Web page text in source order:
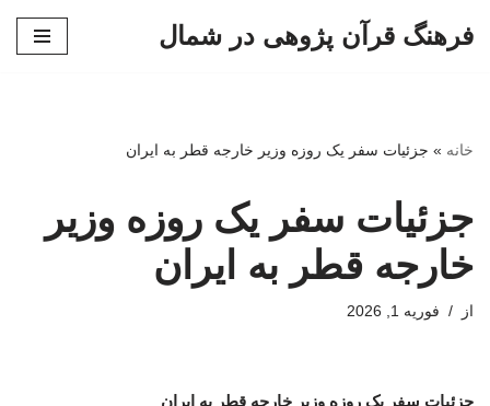
فرهنگ قرآن پژوهی در شمال
خانه » جزئیات سفر یک روزه وزیر خارجه قطر به ایران
جزئیات سفر یک روزه وزیر
خارجه قطر به ایران
از فوریه 1, 2026
جزئیات سفر یک روزه وزیر خارجه قطر به ایران